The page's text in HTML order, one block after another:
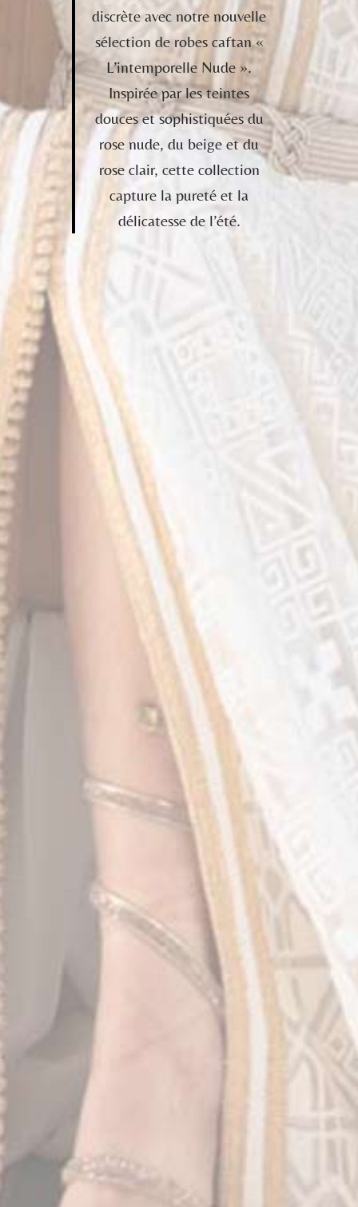
discrète avec notre nouvelle
sélection de robes caftan «
L’intemporelle Nude ».
Inspirée par les teintes
douces et sophistiquées du
rose nude, du beige et du
rose clair, cette collection
capture la pureté et la
délicatesse de l’été.